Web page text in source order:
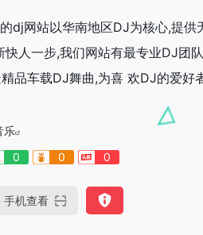
dj网站以华南地区DJ为核心,提供
快人一步,我们网站有最专业DJ团
品车载DJ舞曲,为喜 欢DJ的爱好
乐
0 0 0
手机查看